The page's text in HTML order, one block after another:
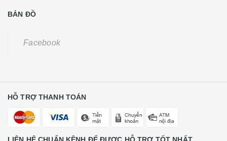
HỖ TRỢ THANH TOÁN
0988584591
Số 22 Lương Thế Vinh - Phường Trung Văn - Quận Nam Từ